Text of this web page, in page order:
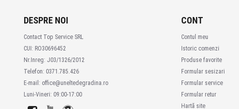
DESPRE NOI
Contact Top Service SRL
CUI: RO30696452
Nr.Inreg: J03/1326/2012
Telefon: 0371.785.426
E-mail: office@uneltedegradina.ro
Luni-Vineri: 09:00-17:00
CONT
Contul meu
Istoric comenzi
Produse favorite
Formular sesizari
Formular service
Formular retur
Hartă site